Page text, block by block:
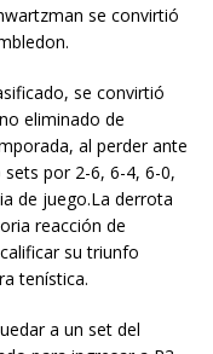
se convirtió
se convirtió
eliminado de
al perder ante
por 2-6, 6-4, 6-0,
de juego.La derrota
reacción de
su triunfo
tenística.
a un set del